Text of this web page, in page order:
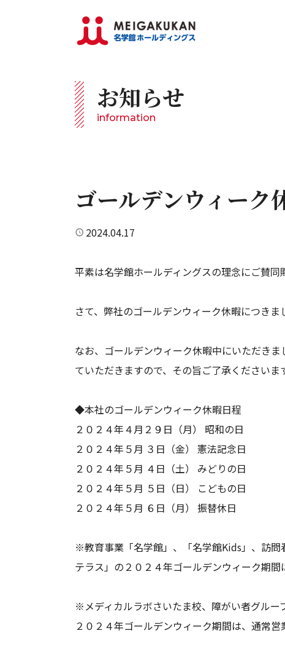
お知らせ
information
ゴールデンウィーク
2024.04.17
平素は名学館ホールディングスの理念にご賛同
さて、弊社のゴールデンウィーク休暇につきま
なお、ゴールデンウィーク休暇中にいただき
ていただきますので、その旨ご了承くださいま
◆本社のゴールデンウィーク休暇日程
２０２４年４月２９日（月） 昭和の日
２０２４年５月 ３日（金） 憲法記念日
２０２４年５月 ４日（土） みどりの日
２０２４年５月 ５日（日） こどもの日
２０２４年５月 ６日（月） 振替休日
※教育事業「名学館」、「名学館Kids」、訪問
テラス」の２０２４年ゴールデンウィーク期間
※メディカルラボさいたま校、障がい者グル
２０２４年ゴールデンウィーク期間は、通常営